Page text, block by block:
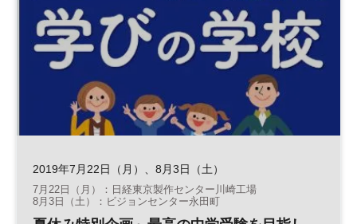
2019年7月22日（月）、8月3日（土）
7月22日（月）：日経東京製作センター川崎工場
8月3日（土）：ビジョンセンター永田町